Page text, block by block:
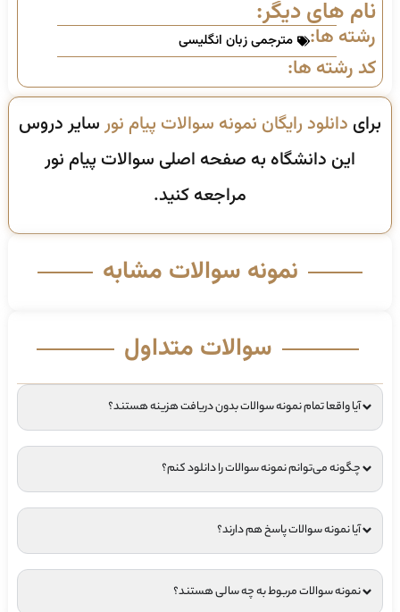
نام های دیگر:
رشته ها: مترجمی زبان انگلیسی
کد رشته ها:
برای دانلود رایگان نمونه سوالات پیام نورسایر دروس
این دانشگاه به صفحه اصلی سوالات پیام نور
مراجعه کنید.
نمونه سوالات مشابه
سوالات متداول
آیا واقعا تمام نمونه سوالات بدون دریافت هزینه هستند؟
چگونه می‌توانم نمونه سوالات را دانلود کنم؟
آیا نمونه سوالات پاسخ هم دارند؟
نمونه سوالات مربوط به چه سالی هستند؟